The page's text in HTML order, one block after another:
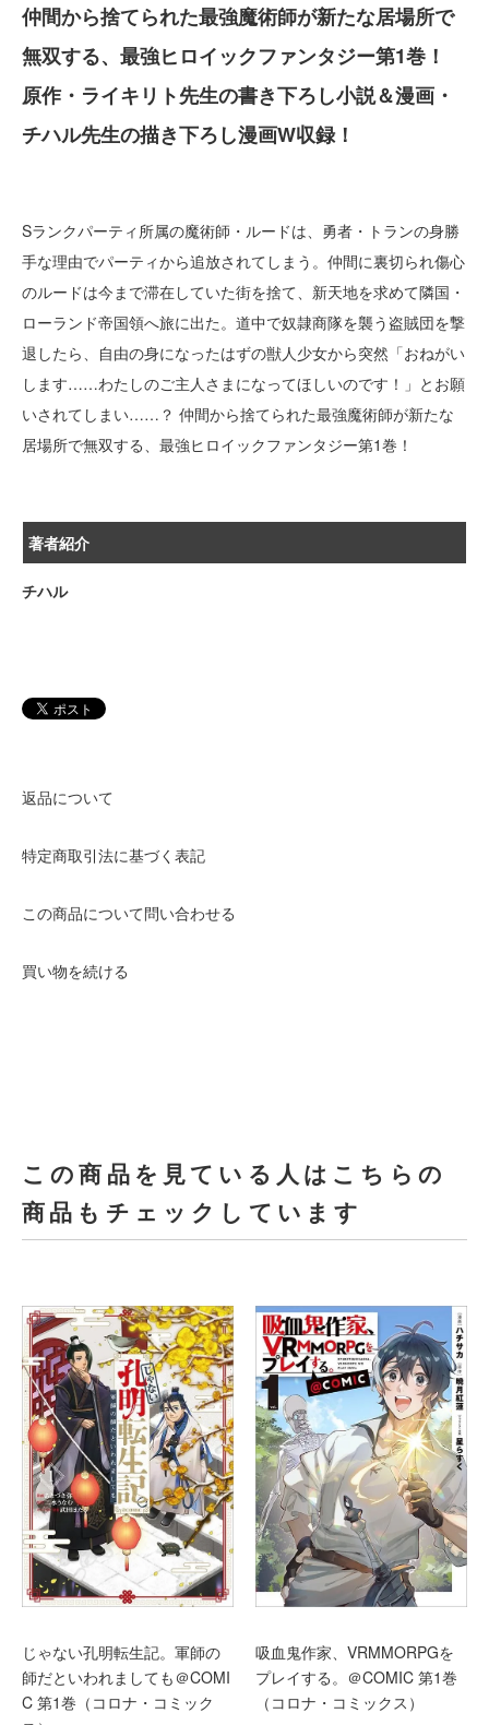
仲間から捨てられた最強魔術師が新たな居場所で
無双する、最強ヒロイックファンタジー第1巻！
原作・ライキリト先生の書き下ろし小説＆漫画・
チハル先生の描き下ろし漫画W収録！
Sランクパーティ所属の魔術師・ルードは、勇者・トランの身勝
手な理由でパーティから追放されてしまう。仲間に裏切られ傷心
のルードは今まで滞在していた街を捨て、新天地を求めて隣国・
ローランド帝国領へ旅に出た。道中で奴隷商隊を襲う盗賊団を撃
退したら、自由の身になったはずの獣人少女から突然「おねがい
します……わたしのご主人さまになってほしいのです！」とお願
いされてしまい……？ 仲間から捨てられた最強魔術師が新たな
居場所で無双する、最強ヒロイックファンタジー第1巻！
著者紹介
チハル
返品について
特定商取引法に基づく表記
この商品について問い合わせる
買い物を続ける
この商品を見ている人はこちらの
商品もチェックしています
じゃない孔明転生記。軍師の
師だといわれましても＠COMI
C 第1巻（コロナ・コミック
吸血鬼作家、VRMMORPGを
プレイする。＠COMIC 第1巻
（コロナ・コミックス）